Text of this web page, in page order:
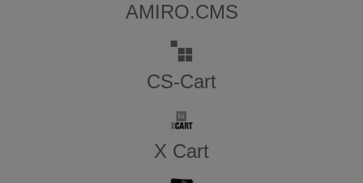
AMIRO.CMS
CS-Cart
X Cart